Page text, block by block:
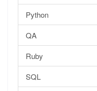
Python
QA
Ruby
SQL